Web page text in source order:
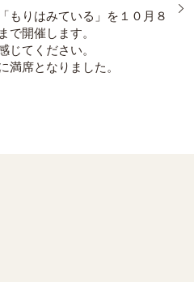
もりはみている」を１０月８
で開催します。
じてください。
満席となりました。